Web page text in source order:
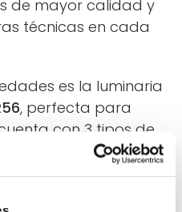
de mayor calidad y
técnicas en cada
es la luminaria
, perfecta para
con 3 tipos de
hormigón, vinilo y
para integrarse